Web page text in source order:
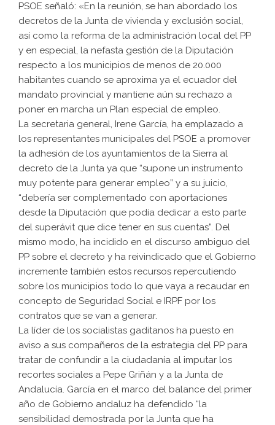
PSOE señaló: «En la reunión, se han abordado los
decretos de la Junta de vivienda y exclusión social,
así como la reforma de la administración local del PP
y en especial, la nefasta gestión de la Diputación
respecto a los municipios de menos de 20.000
habitantes cuando se aproxima ya el ecuador del
mandato provincial y mantiene aún su rechazo a
poner en marcha un Plan especial de empleo.
La secretaria general, Irene García, ha emplazado a
los representantes municipales del PSOE a promover
la adhesión de los ayuntamientos de la Sierra al
decreto de la Junta ya que “supone un instrumento
muy potente para generar empleo” y a su juicio,
“debería ser complementado con aportaciones
desde la Diputación que podía dedicar a esto parte
del superávit que dice tener en sus cuentas”. Del
mismo modo, ha incidido en el discurso ambiguo del
PP sobre el decreto y ha reivindicado que el Gobierno
incremente también estos recursos repercutiendo
sobre los municipios todo lo que vaya a recaudar en
concepto de Seguridad Social e IRPF por los
contratos que se van a generar.
La líder de los socialistas gaditanos ha puesto en
aviso a sus compañeros de la estrategia del PP para
tratar de confundir a la ciudadanía al imputar los
recortes sociales a Pepe Griñán y a la Junta de
Andalucía. García en el marco del balance del primer
año de Gobierno andaluz ha defendido “la
sensibilidad demostrada por la Junta que ha